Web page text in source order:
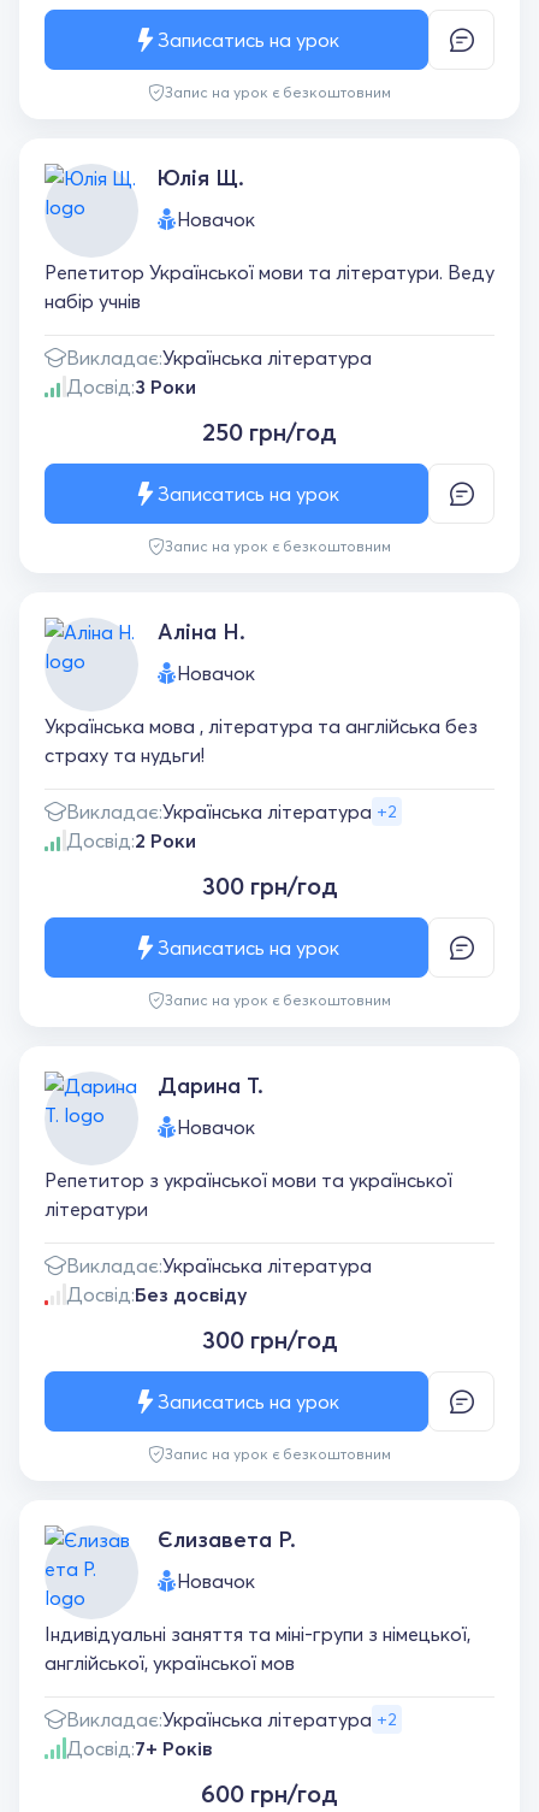
Запис на урок є безкоштовним
Записатись на урок
Юлія Щ.
Новачок
Репетитор Української мови та літератури. Веду
набір учнів
Викладає:Українська література
Досвід:3 Роки
250 грн/год
Запис на урок є безкоштовним
Записатись на урок
Аліна Н.
Новачок
Українська мова , література та англійська без
страху та нудьги!
Викладає:Українська література +2
Досвід:2 Роки
300 грн/год
Запис на урок є безкоштовним
Записатись на урок
Дарина Т.
Новачок
Репетитор з української мови та української
літератури
Викладає:Українська література
Досвід:Без досвіду
300 грн/год
Запис на урок є безкоштовним
Записатись на урок
Єлизавета Р.
Новачок
Індивідуальні заняття та міні-групи з німецької,
англійської, української мов
Викладає:Українська література +2
Досвід:7+ Років
600 грн/год